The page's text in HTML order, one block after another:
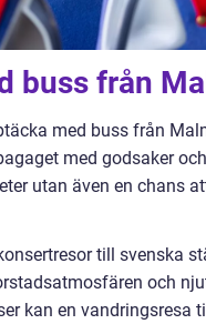
buss från
med buss från
med godsaker
utan även en chans
till svenska
och
kan en vandringsresa